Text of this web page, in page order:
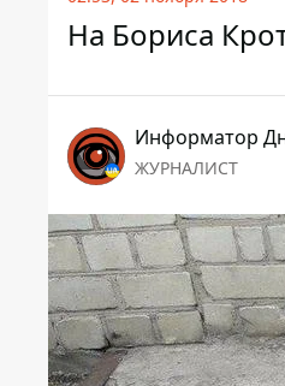
На Бориса
Информатор
ЖУРНАЛИСТ